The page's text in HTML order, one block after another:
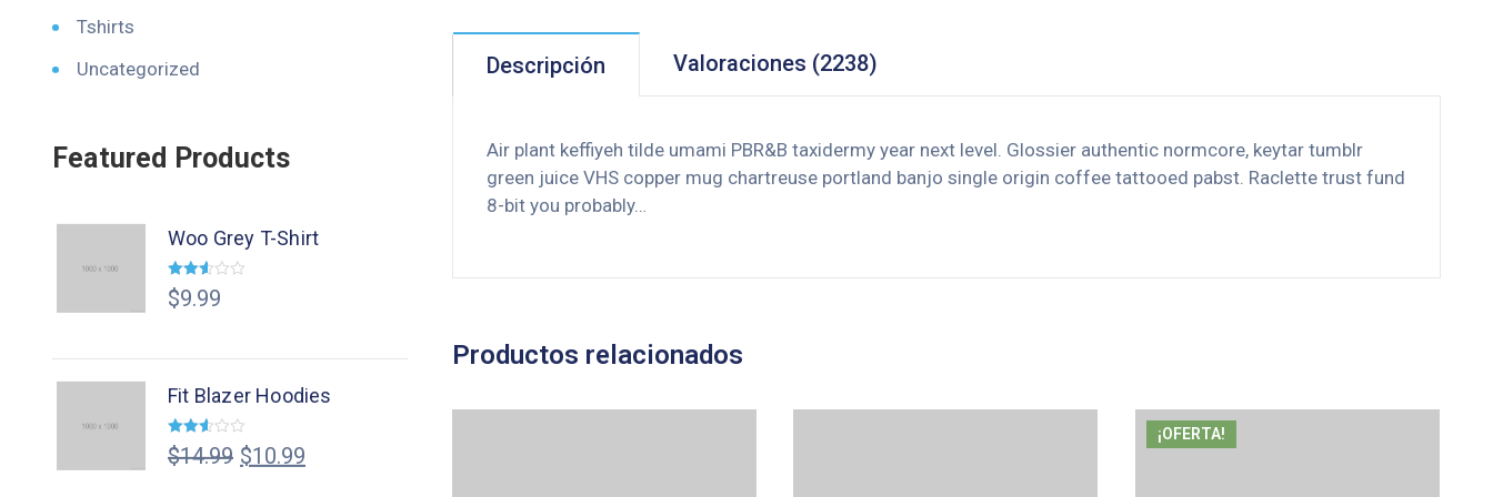
Descripción Valoraciones (2238)
Air plant keffiyeh tilde umami PBR&B taxidermy year next level. Glossier authentic normcore, keytar tumblr
green juice VHS copper mug chartreuse portland banjo single origin coffee tattooed pabst. Raclette trust fund
8-bit you probably…
Productos relacionados
¡OFERTA!
Tshirts
Uncategorized
Featured Products
Woo Grey T-Shirt
Valorado
en
$9.99
Fit Blazer Hoodies
Valorado
en
$14.99 $10.99